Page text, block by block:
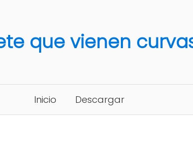
que vienen
Inicio Descargar